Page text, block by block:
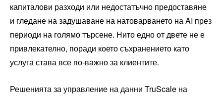
капиталови разходи или недостатъчно предоставяне
и гледане на задушаване на натоварването на AI през
периоди на голямо търсене. Нито едно от двете не е
привлекателно, поради което съхранението като
услуга става все по-важно за клиентите.
Решенията за управление на данни TruScale на